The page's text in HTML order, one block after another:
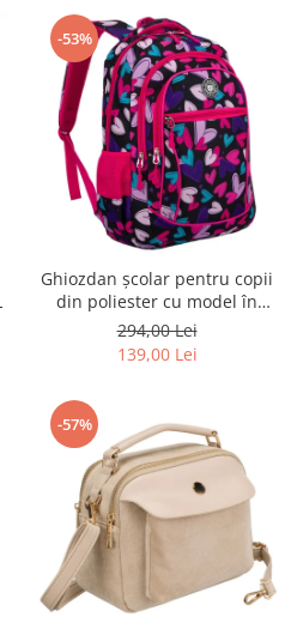
-53%
Ghiozdan școlar pentru copii
din poliester cu model în
formă de inimă - Peterson
PTR-PTN BIEDRONKA G54
294,00 Lei
139,00 Lei
-57%